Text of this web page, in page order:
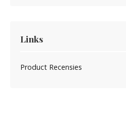
Links
Product Recensies